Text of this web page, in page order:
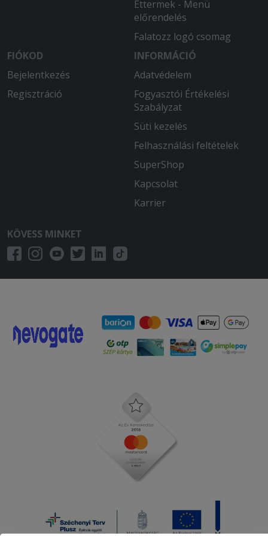
Éttermek - Menü
előrendelés
Falatozz logó csomag
FIÓKOD
Bejelentkezés
Regisztráció
INFORMÁCIÓ
Adatvédelem
Fogyasztói Értékelési
Szabályzat
Süti kezelés
Felhasználási feltételek
SuperShop
Kapcsolat
Karrier
KÖVESS MINKET